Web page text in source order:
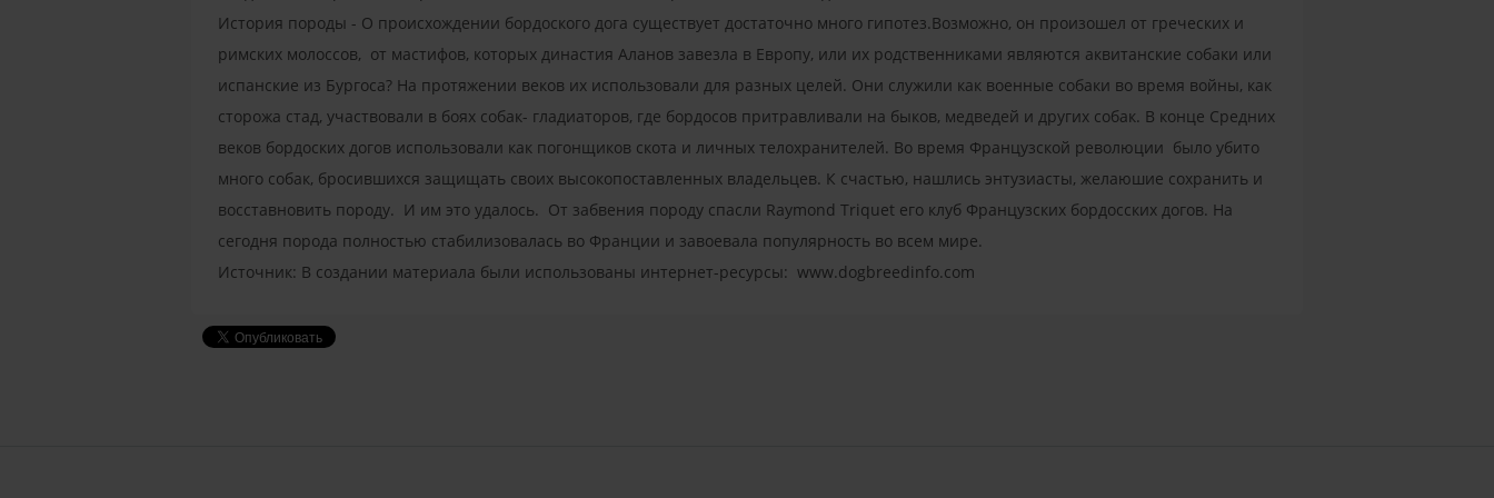
История породы - О происхождении бордоского дога существует достаточно много гипотез.Возможно, он произошел от греческих и
римских молоссов, от мастифов, которых династия Аланов завезла в Европу, или их родственниками являются аквитанские собаки или
испанские из Бургоса? На протяжении веков их использовали для разных целей. Они служили как военные собаки во время войны, как
сторожа стад, участвовали в боях собак- гладиаторов, где бордосов притравливали на быков, медведей и других собак. В конце Средних
веков бордоских догов использовали как погонщиков скота и личных телохранителей. Во время Французской революции было убито
много собак, бросившихся защищать своих высокопоставленных владельцев. К счастью, нашлись энтузиасты, желаюшие сохранить и
восставновить породу. И им это удалось. От забвения породу спасли Raymond Triquet его клуб Французских бордосских догов. На
сегодня порода полностью стабилизовалась во Франции и завоевала популярность во всем мире.
Источник: В создании материала были использованы интернет-ресурсы: www.dogbreedinfo.com